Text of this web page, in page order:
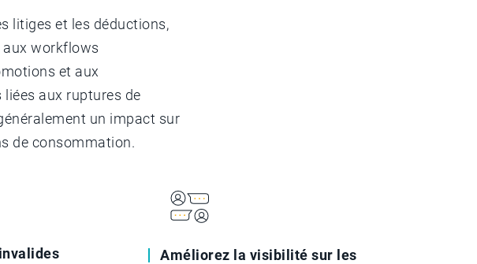
litiges et les déductions,
aux workflows
et aux
aux ruptures de
un impact sur
de consommation.
Améliorez la visibilité sur les